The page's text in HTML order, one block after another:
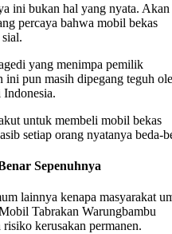
ini bukan hal yang nyata. Akan
percaya bahwa mobil bekas
yang menimpa pemilik
ini pun masih dipegang teguh
untuk membeli mobil bekas
setiap orang nyatanya beda-
Sepenuhnya
lainnya kenapa masyarakat
Tabrakan Warungbambu
kerusakan permanen.